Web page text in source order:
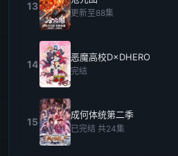
13
更新至88集
14
恶魔高校D×DHERO
完结
15
成何体统第二季
已完结 共24集